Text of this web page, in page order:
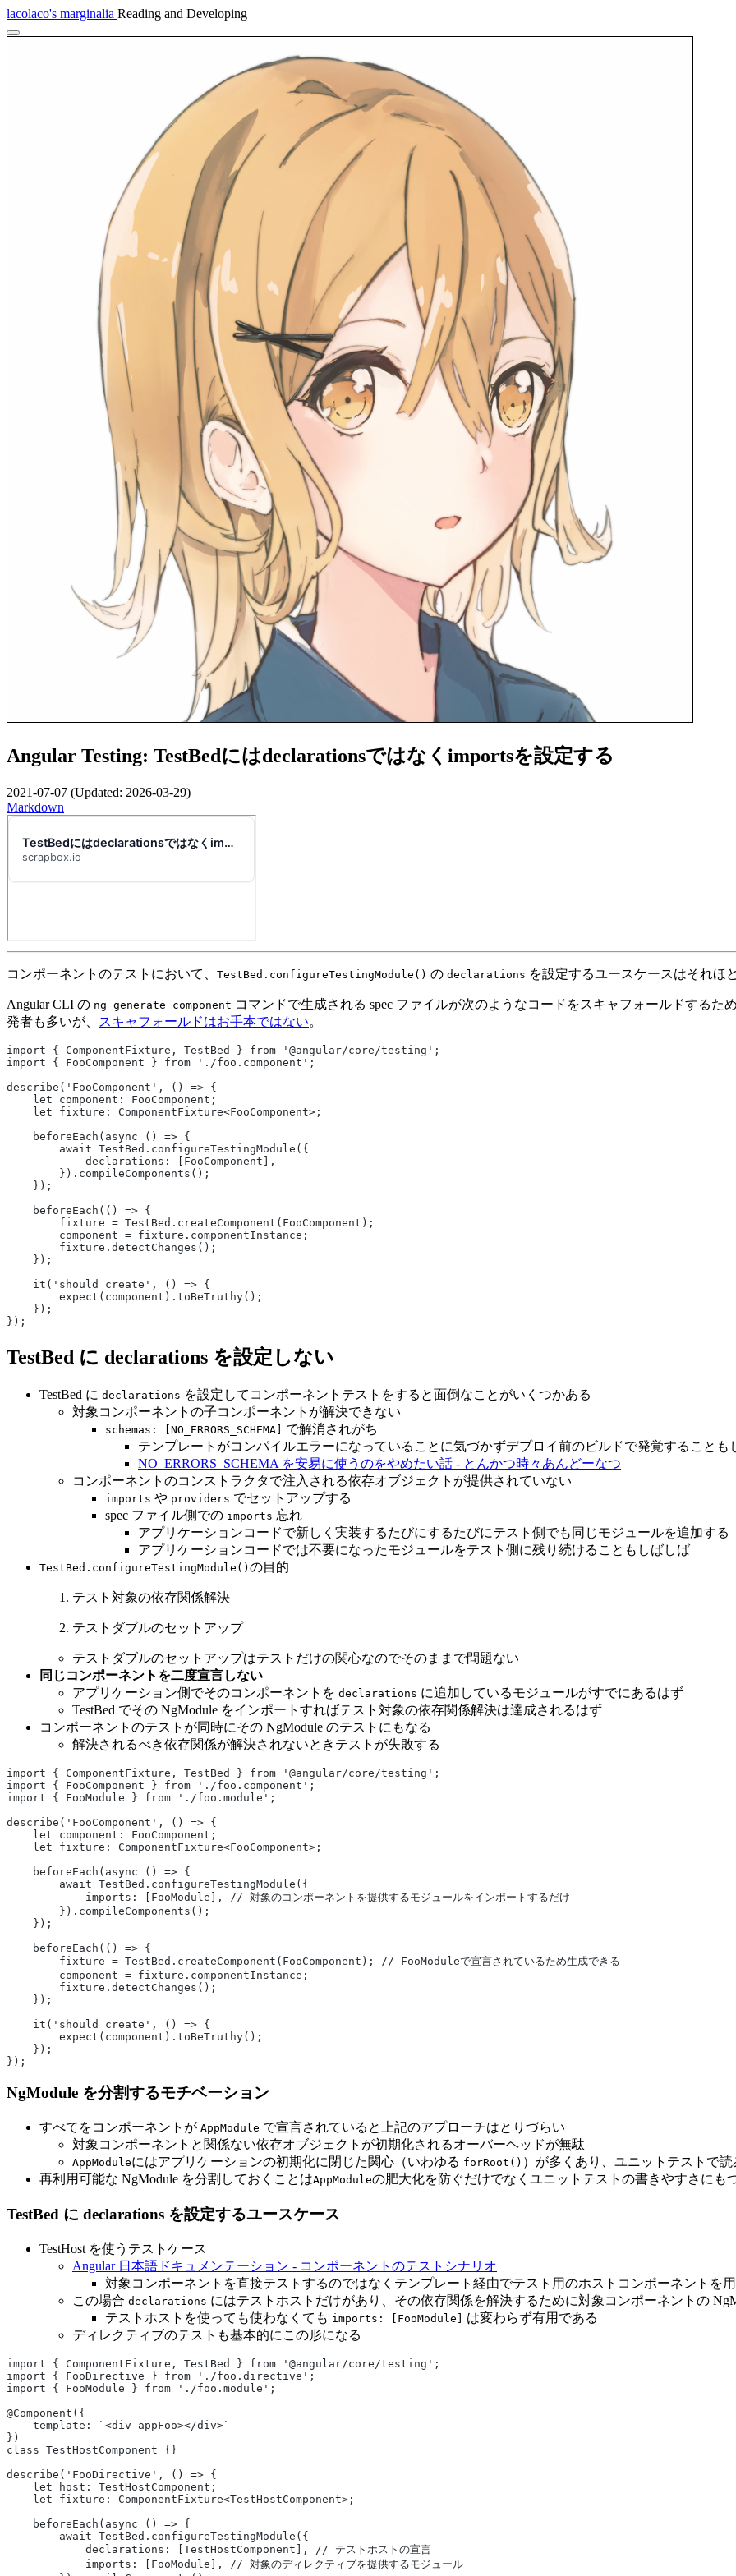
lacolaco's marginalia Reading and Developing
Angular Testing: TestBedにはdeclarationsではなくimportsを設定する
2021-07-07 (Updated: 2026-03-29)
Markdown
コンポーネントのテストにおいて、 TestBed.configureTestingModule() の declarations を設定するユースケースはそれほ
Angular CLI の ng generate component コマンドで生成される spec ファイルが次のようなコードをスキャフォールドする
発者も多いが、
スキャフォールドはお手本ではない。
import { ComponentFixture, TestBed } from '@angular/core/testing';
import { FooComponent } from './foo.component';
describe('FooComponent', () => {
    let component: FooComponent;
    let fixture: ComponentFixture<FooComponent>;
    beforeEach(async () => {
        await TestBed.configureTestingModule({
            declarations: [FooComponent],
        }).compileComponents();
    });
    beforeEach(() => {
        fixture = TestBed.createComponent(FooComponent);
        component = fixture.componentInstance;
        fixture.detectChanges();
    });
    it('should create', () => {
        expect(component).toBeTruthy();
    });
});
TestBed に declarations を設定しない
TestBed に declarations を設定してコンポーネントテストをすると面倒なことがいくつかある
対象コンポーネントの子コンポーネントが解決できない
schemas: [NO_ERRORS_SCHEMA] で解消されがち
テンプレートがコンパイルエラーになっていることに気づかずデプロイ前のビルドで発覚することも
NO_ERRORS_SCHEMA を安易に使うのをやめたい話 - とんかつ時々あんどーなつ
コンポーネントのコンストラクタで注入される依存オブジェクトが提供されていない
imports や providers でセットアップする
spec ファイル側での imports 忘れ
アプリケーションコードで新しく実装するたびにするたびにテスト側でも同じモジュールを追加する
アプリケーションコードでは不要になったモジュールをテスト側に残り続けることもしばしば
TestBed.configureTestingModule() の目的
テスト対象の依存関係解決
テストダブルのセットアップ
テストダブルのセットアップはテストだけの関心なのでそのままで問題ない
同じコンポーネントを二度宣言しない
アプリケーション側でそのコンポーネントを declarations に追加しているモジュールがすでにあるはず
TestBed でその NgModule をインポートすればテスト対象の依存関係解決は達成されるはず
コンポーネントのテストが同時にその NgModule のテストにもなる
解決されるべき依存関係が解決されないときテストが失敗する
import { ComponentFixture, TestBed } from '@angular/core/testing';
import { FooComponent } from './foo.component';
import { FooModule } from './foo.module';
describe('FooComponent', () => {
    let component: FooComponent;
    let fixture: ComponentFixture<FooComponent>;
    beforeEach(async () => {
        await TestBed.configureTestingModule({
            imports: [FooModule], // 対象のコンポーネントを提供するモジュールをインポートするだけ
        }).compileComponents();
    });
    beforeEach(() => {
        fixture = TestBed.createComponent(FooComponent); // FooModuleで宣言されているため生成できる
        component = fixture.componentInstance;
        fixture.detectChanges();
    });
    it('should create', () => {
        expect(component).toBeTruthy();
    });
});
NgModule を分割するモチベーション
すべてをコンポーネントが AppModule で宣言されていると上記のアプローチはとりづらい
対象コンポーネントと関係ない依存オブジェクトが初期化されるオーバーヘッドが無駄
AppModuleにはアプリケーションの初期化に閉じた関心（いわゆる forRoot() ）が多くあり、ユニットテストで
再利用可能な NgModule を分割しておくことはAppModuleの肥大化を防ぐだけでなくユニットテストの書きやすさにも
TestBed に declarations を設定するユースケース
TestHost を使うテストケース
Angular 日本語ドキュメンテーション - コンポーネントのテストシナリオ
対象コンポーネントを直接テストするのではなくテンプレート経由でテスト用のホストコンポーネントを
この場合 declarations にはテストホストだけがあり、その依存関係を解決するために対象コンポーネントの
テストホストを使っても使わなくても imports: [FooModule] は変わらず有用である
ディレクティブのテストも基本的にこの形になる
import { ComponentFixture, TestBed } from '@angular/core/testing';
import { FooDirective } from './foo.directive';
import { FooModule } from './foo.module';
@Component({
    template: `<div appFoo></div>`
})
class TestHostComponent {}
describe('FooDirective', () => {
    let host: TestHostComponent;
    let fixture: ComponentFixture<TestHostComponent>;
    beforeEach(async () => {
        await TestBed.configureTestingModule({
            declarations: [TestHostComponent], // テストホストの宣言
            imports: [FooModule], // 対象のディレクティブを提供するモジュール